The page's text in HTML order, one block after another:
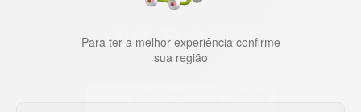
Para ter a melhor experiência confirme
sua região